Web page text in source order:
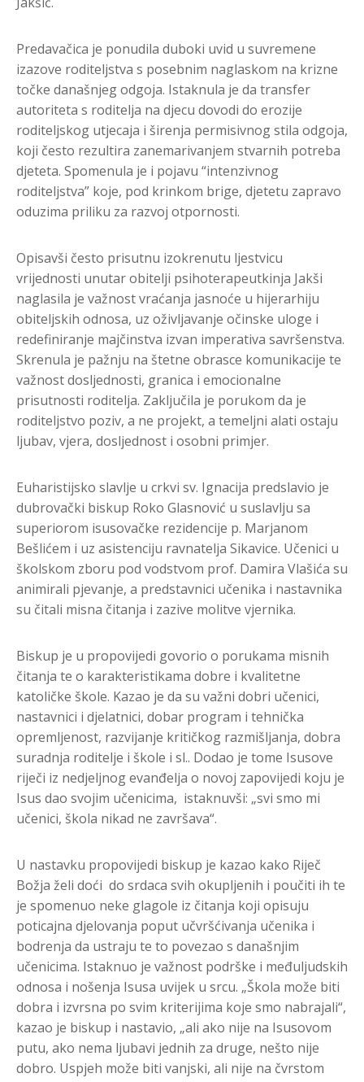
Predavačica je ponudila duboki uvid u suvremene
izazove roditeljstva s posebnim naglaskom na krizne
točke današnjeg odgoja. Istaknula je da transfer
autoriteta s roditelja na djecu dovodi do erozije
roditeljskog utjecaja i širenja permisivnog stila odgoja,
koji često rezultira zanemarivanjem stvarnih potreba
djeteta. Spomenula je i pojavu “intenzivnog
roditeljstva” koje, pod krinkom brige, djetetu zapravo
oduzima priliku za razvoj otpornosti.
Opisavši često prisutnu izokrenutu ljestvicu
vrijednosti unutar obitelji psihoterapeutkinja Jakši
naglasila je važnost vraćanja jasnoće u hijerarhiju
obiteljskih odnosa, uz oživljavanje očinske uloge i
redefiniranje majčinstva izvan imperativa savršenstva.
Skrenula je pažnju na štetne obrasce komunikacije te
važnost dosljednosti, granica i emocionalne
prisutnosti roditelja. Zaključila je porukom da je
roditeljstvo poziv, a ne projekt, a temeljni alati ostaju
ljubav, vjera, dosljednost i osobni primjer.
Euharistijsko slavlje u crkvi sv. Ignacija predslavio je
dubrovački biskup Roko Glasnović u suslavlju sa
superiorom isusovačke rezidencije p. Marjanom
Bešlićem i uz asistenciju ravnatelja Sikavice. Učenici u
školskom zboru pod vodstvom prof. Damira Vlašića su
animirali pjevanje, a predstavnici učenika i nastavnika
su čitali misna čitanja i zazive molitve vjernika.
Biskup je u propovijedi govorio o porukama misnih
čitanja te o karakteristikama dobre i kvalitetne
katoličke škole. Kazao je da su važni dobri učenici,
nastavnici i djelatnici, dobar program i tehnička
opremljenost, razvijanje kritičkog razmišljanja, dobra
suradnja roditelje i škole i sl.. Dodao je tome Isusove
riječi iz nedjeljnog evanđelja o novoj zapovijedi koju je
Isus dao svojim učenicima, istaknuvši: „svi smo mi
učenici, škola nikad ne završava“.
U nastavku propovijedi biskup je kazao kako Riječ
Božja želi doći do srdaca svih okupljenih i poučiti ih te
je spomenuo neke glagole iz čitanja koji opisuju
poticajna djelovanja poput učvršćivanja učenika i
bodrenja da ustraju te to povezao s današnjim
učenicima. Istaknuo je važnost podrške i međuljudskih
odnosa i nošenja Isusa uvijek u srcu. „Škola može biti
dobra i izvrsna po svim kriterijima koje smo nabrajali“,
kazao je biskup i nastavio, „ali ako nije na Isusovom
putu, ako nema ljubavi jednih za druge, nešto nije
dobro. Uspjeh može biti vanjski, ali nije na čvrstom